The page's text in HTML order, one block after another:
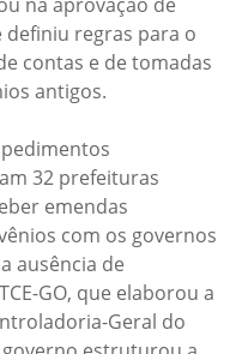
regras para o
contas e de tomadas
antigos.
32 prefeituras
emendas
com os governos
ausência de
GO, que elaborou a
Geral do